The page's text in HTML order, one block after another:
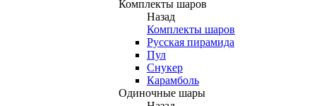
Комплекты шаров
Назад
Комплекты шаров
Русская пирамида
Пул
Снукер
Карамболь
Одиночные шары